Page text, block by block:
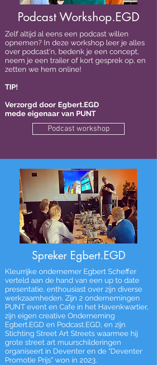
Podcast Workshop.EGD
Zelf altijd al eens een podcast willen
opnemen? In deze workshop leer je alles
over podcast'n, bedenk je een concept,
neem je een trailer of kort gesprek op, en
zetten we hem online!
TIP!
Verzorgd door Egbert.EGD
mede eigenaar van PUNT
Podcast workshop
Spreker Egbert.EGD
Kleurrijke ondernemer Egbert Scheffer
verteld aan de hand van een up to date
presentatie, enthousiast over zijn diverse
werkzaamheden. Zijn 2 ondernemingen
PUNT event en Cafe in het Havenkwartier,
zijn eigen creative Onderneming
Egbert.EGD en Podcast.EGD, en zijn
Stichting Street Art Streets waarmee hij
grote street art muurschilderingen
organiseert in Deventer en de "Deventer
Promotie Prijs" won in 2023.